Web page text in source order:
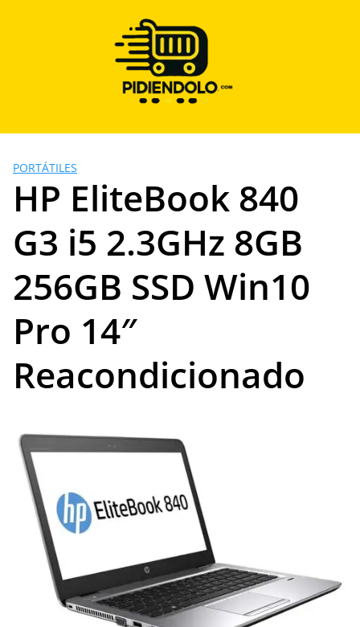
PORTÁTILES
HP EliteBook 840
G3 i5 2.3GHz 8GB
256GB SSD Win10
Pro 14″
Reacondicionado